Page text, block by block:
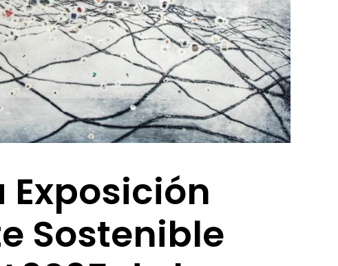
Sostenible